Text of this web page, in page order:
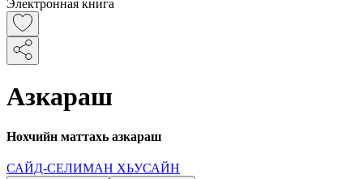
Электронная книга
Азкараш
Нохчийн маттахь азкараш
САЙД-СЕЛИМАН ХЬУСАЙН